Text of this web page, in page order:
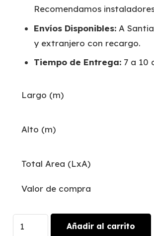
Recomendamos
Envíos Disponibles: A
y extranjero con recargo.
Tiempo de Entrega: 7 a 10
Largo (m)
Alto (m)
Total Area (LxA)
Valor de compra
Añadir al carrito